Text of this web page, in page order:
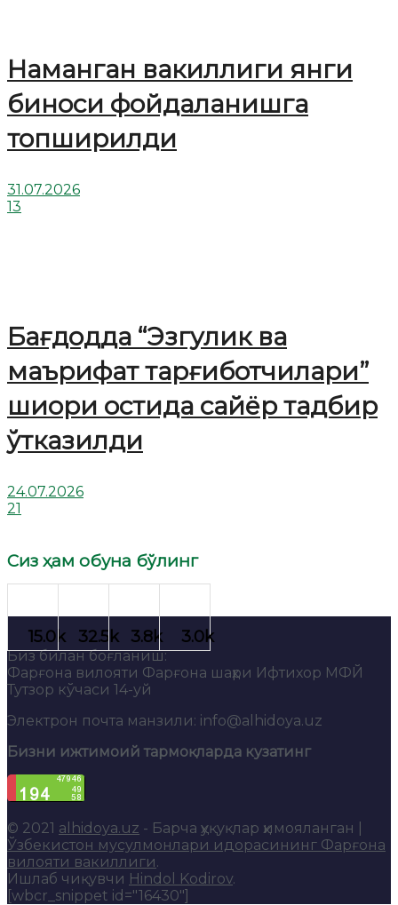
Наманган вакиллиги янги
биноси фойдаланишга
топширилди
31.07.2026
13
Бағдодда “Эзгулик ва
маърифат тарғиботчилари”
шиори остида сайёр тадбир
ўтказилди
24.07.2026
21
Сиз ҳам обуна бўлинг
Биз билан боғланиш:
Фарғона вилояти Фарғона шаҳри Ифтихор МФЙ
Тутзор кўчаси 14-уй
Электрон почта манзили: info@alhidoya.uz
Бизни ижтимоий тармоқларда кузатинг
© 2021 alhidoya.uz - Барча ҳуқуқлар ҳимояланган |
Ўзбекистон мусулмонлари идорасининг Фарғона
вилояти вакиллиги.
Ишлаб чиқувчи Hindol Kodirov.
[wbcr_snippet id="16430"]